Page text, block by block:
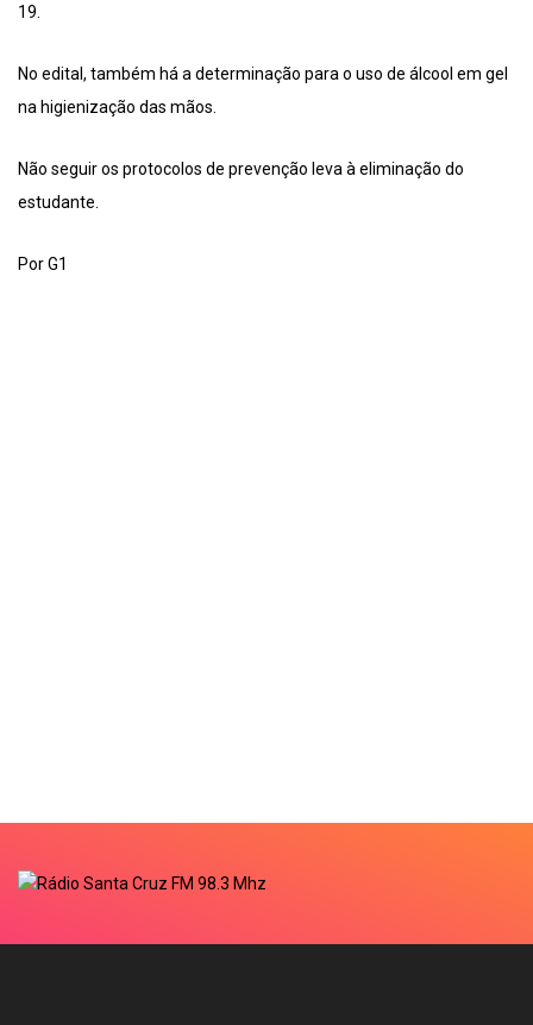
19.
No edital, também há a determinação para o uso de álcool em gel
na higienização das mãos.
Não seguir os protocolos de prevenção leva à eliminação do
estudante.
Por G1